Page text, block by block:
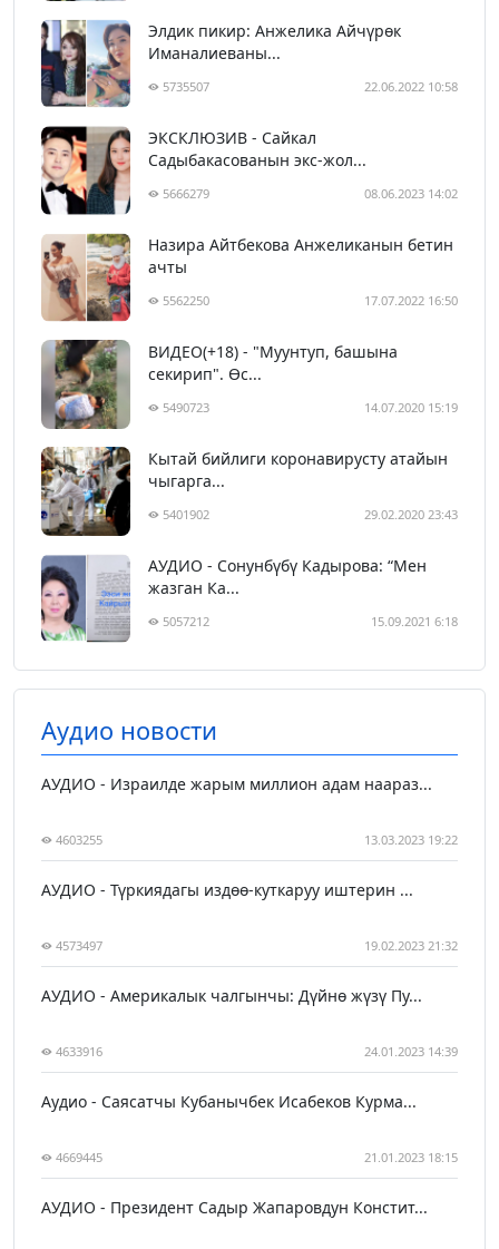
Элдик пикир: Анжелика Айчүрөк
Иманалиеваны...
5735507 22.06.2022 10:58
ЭКСКЛЮЗИВ - Сайкал
Садыбакасованын экс-жол...
5666279 08.06.2023 14:02
Назира Айтбекова Анжеликанын бетин
ачты
5562250 17.07.2022 16:50
ВИДЕО(+18) - "Муунтуп, башына
секирип". Өс...
5490723 14.07.2020 15:19
Кытай бийлиги коронавирусту атайын
чыгарга...
5401902 29.02.2020 23:43
АУДИО - Сонунбүбү Кадырова: “Мен
жазган Ка...
5057212 15.09.2021 6:18
Аудио новости
АУДИО - Израилде жарым миллион адам наараз...
4603255 13.03.2023 19:22
АУДИО - Түркиядагы издөө-куткаруу иштерин ...
4573497 19.02.2023 21:32
АУДИО - Америкалык чалгынчы: Дүйнө жүзү Пу...
4633916 24.01.2023 14:39
Аудио - Саясатчы Кубанычбек Исабеков Курма...
4669445 21.01.2023 18:15
АУДИО - Президент Садыр Жапаровдун Констит...